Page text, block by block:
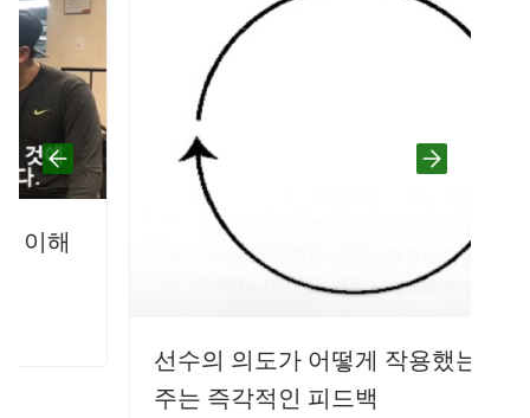
선수의 의도가 어떻게 작용했는지 알려
주는 즉각적인 피드백